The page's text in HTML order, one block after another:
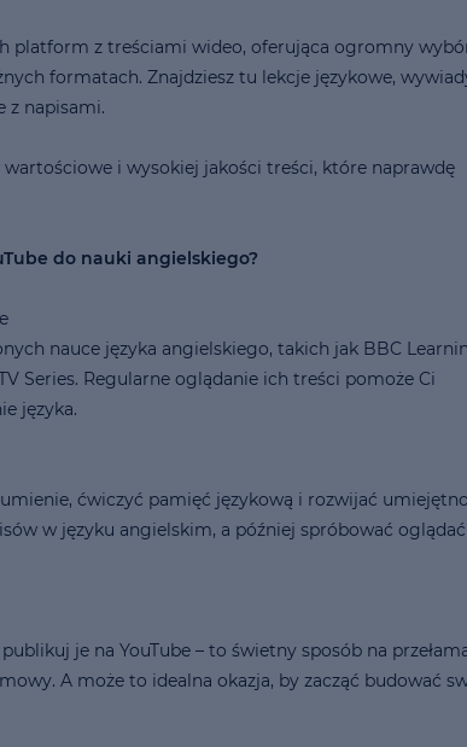
platform z treściami wideo, oferująca ogromny
formatach. Znajdziesz tu lekcje językowe,
z napisami.
i wysokiej jakości treści, które naprawdę
do nauki angielskiego?
nauce języka angielskiego, takich jak BBC
Series. Regularne oglądanie ich treści pomoże Ci
języka.
ćwiczyć pamięć językową i rozwijać
w języku angielskim, a później spróbować
je na YouTube – to świetny sposób na
A może to idealna okazja, by zacząć budować